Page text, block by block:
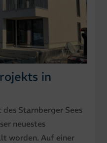
in
Starnberger Sees
neuestes
worden. Auf einer